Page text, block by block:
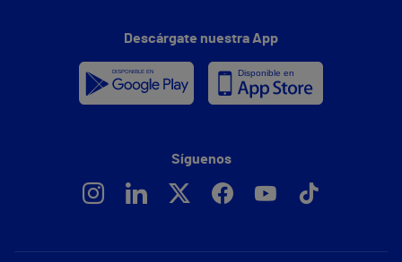
Descárgate nuestra App
Síguenos